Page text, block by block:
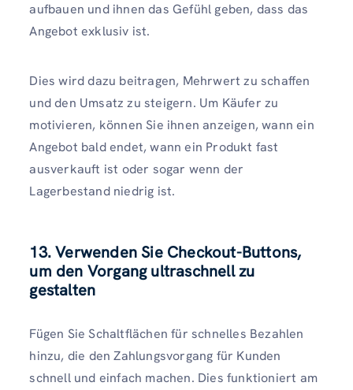
aufbauen und ihnen das Gefühl geben, dass das
Angebot exklusiv ist.
Dies wird dazu beitragen, Mehrwert zu schaffen
und den Umsatz zu steigern. Um Käufer zu
motivieren, können Sie ihnen anzeigen, wann ein
Angebot bald endet, wann ein Produkt fast
ausverkauft ist oder sogar wenn der
Lagerbestand niedrig ist.
13. Verwenden Sie Checkout-Buttons,
um den Vorgang ultraschnell zu
gestalten
Fügen Sie Schaltflächen für schnelles Bezahlen
hinzu, die den Zahlungsvorgang für Kunden
schnell und einfach machen. Dies funktioniert am